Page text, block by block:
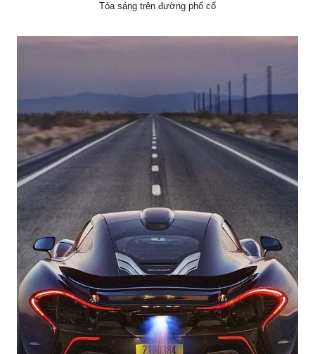
Tỏa sáng trên đường phố cổ